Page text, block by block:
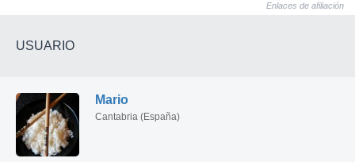
Enlaces de afiliación
USUARIO
Mario
Cantabria (España)